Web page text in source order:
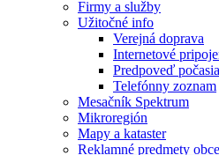
Firmy a služby
Užitočné info
Verejná doprava
Internetové
Predpoveď počasia
Telefónny zoznam
Mesačník Spektrum
Mikroregión
Mapy a kataster
Reklamné predmety obce